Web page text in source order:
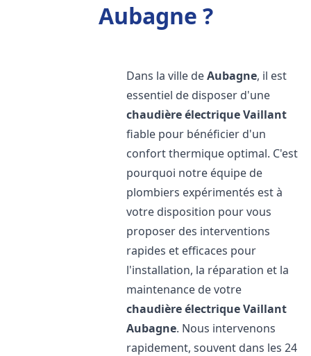
Aubagne ?
Dans la ville deAubagne, il est
essentiel de disposer d'une
chaudière électrique Vaillant
fiable pour bénéficier d'un
confort thermique optimal. C'est
pourquoi notre équipe de
plombiers expérimentés est à
votre disposition pour vous
proposer des interventions
rapides et efficaces pour
l'installation, la réparation et la
maintenance de votre
chaudière électrique Vaillant
Aubagne. Nous intervenons
rapidement, souvent dans les 24